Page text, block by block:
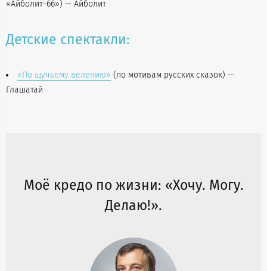
«Айболит-66») — Айболит
Детские спектакли:
«По щучьему велению» (по мотивам русских сказок) —
Глашатай
Моё кредо по жизни: «Хочу. Могу.
Делаю!».